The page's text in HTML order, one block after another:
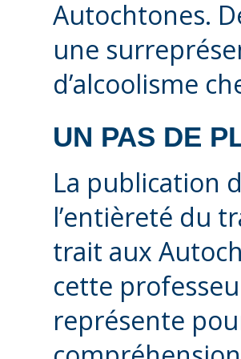
Autochtones.
une
d’alcoolisme
UN PAS DE
La publication
l’entièreté du
trait aux
cette
représente